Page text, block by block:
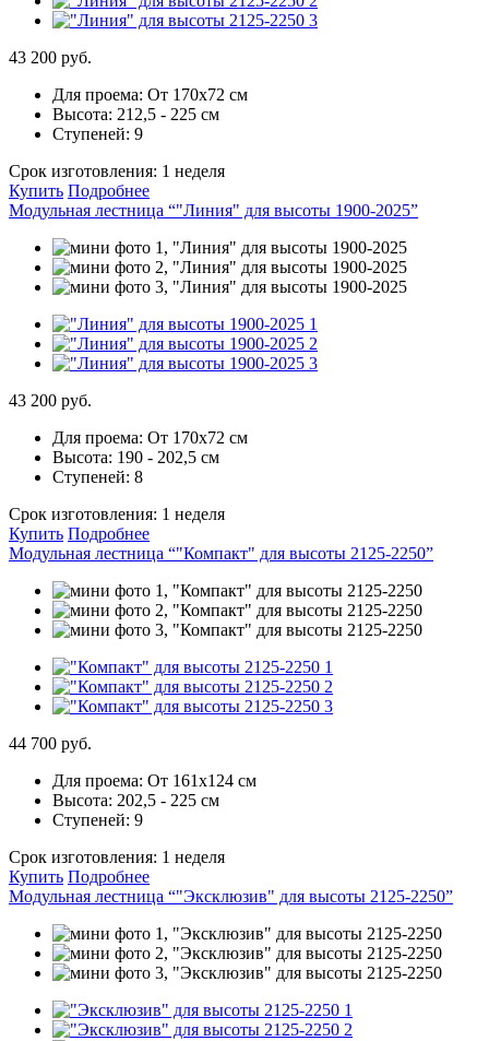
43 200 руб.
Для проема: От 170х72 см
Высота: 212,5 - 225 см
Ступеней: 9
Срок изготовления: 1 неделя
Купить Подробнее
Модульная лестница “"Линия" для высоты 1900-2025”
43 200 руб.
Для проема: От 170х72 см
Высота: 190 - 202,5 см
Ступеней: 8
Срок изготовления: 1 неделя
Купить Подробнее
Модульная лестница “"Компакт" для высоты 2125-2250”
44 700 руб.
Для проема: От 161х124 см
Высота: 202,5 - 225 см
Ступеней: 9
Срок изготовления: 1 неделя
Купить Подробнее
Модульная лестница “"Эксклюзив" для высоты 2125-2250”